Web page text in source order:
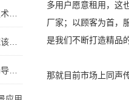
多用户愿意租用，这
厂家；以顾客为首，
是我们不断打造精品
那就目前市场上同声